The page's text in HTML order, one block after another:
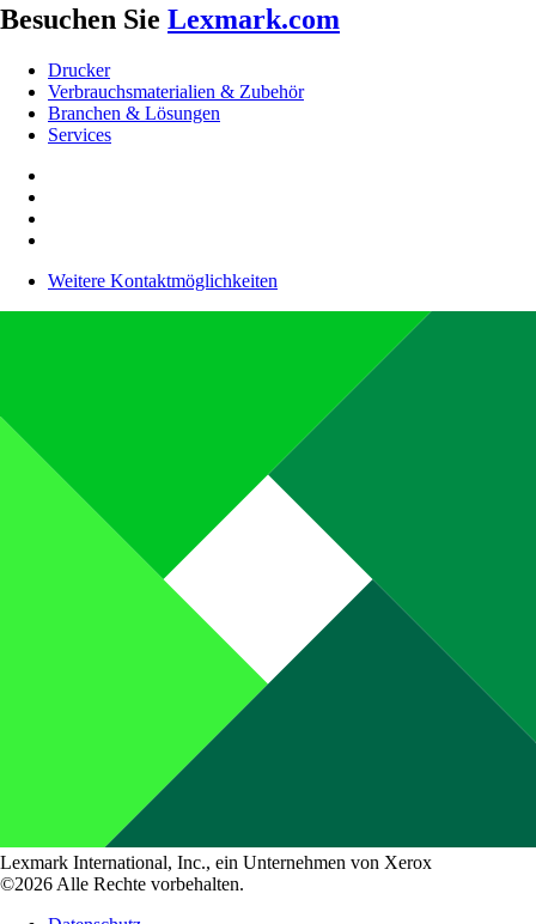
Besuchen Sie Lexmark.com
Drucker
Verbrauchsmaterialien & Zubehör
Branchen & Lösungen
Services
Weitere Kontaktmöglichkeiten
Lexmark International, Inc., ein Unternehmen von Xerox
©2026 Alle Rechte vorbehalten.